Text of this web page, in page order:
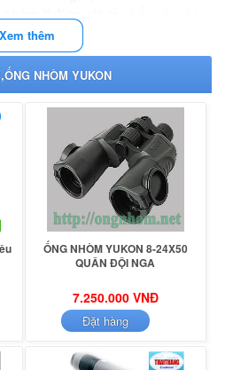
Xem thêm
NHÒM YUKON
ỐNG NHÒM YUKON 8-24X50
QUÂN ĐỘI NGA
7.250.000 VNĐ
Đặt hàng